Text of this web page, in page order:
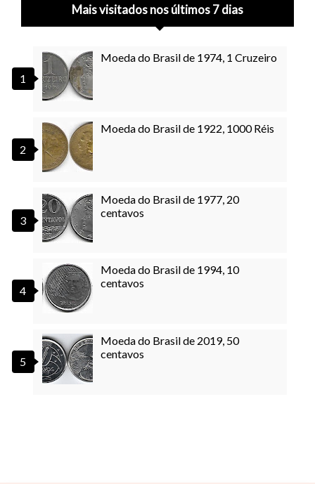
Mais visitados nos últimos 7 dias
Moeda do Brasil de 1974, 1 Cruzeiro
Moeda do Brasil de 1922, 1000 Réis
Moeda do Brasil de 1977, 20
centavos
Moeda do Brasil de 1994, 10
centavos
Moeda do Brasil de 2019, 50
centavos